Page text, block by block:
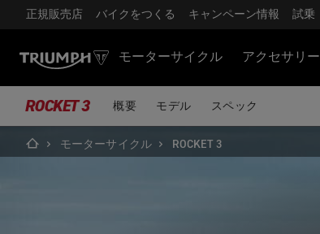
正規販売店 バイクをつくる キャンペーン情報 試乗
モーターサイクル アクセサリー
ROCKET 3 概要 モデル スペック
モーターサイクル ROCKET 3